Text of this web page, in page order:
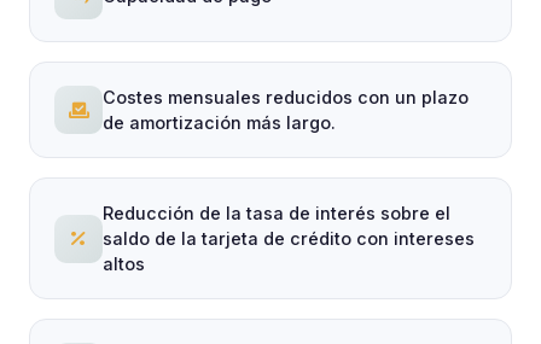
Costes mensuales reducidos con un plazo
de amortización más largo.
Reducción de la tasa de interés sobre el
saldo de la tarjeta de crédito con intereses
altos